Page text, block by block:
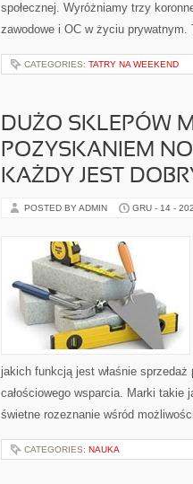
społecznej. Wyróżniamy trzy
zawodowe i OC w życiu
CATEGORIES: TATRY NA WEEKEND
DUŻO SKLEPÓW
POZYSKANIEM
KAŻDY JEST
POSTED BY ADMIN GRU - 14 -
jakich funkcją jest właśnie
całościowego wsparcia. Marki takie
świetne rozeznanie wśród
CATEGORIES: NAUKA